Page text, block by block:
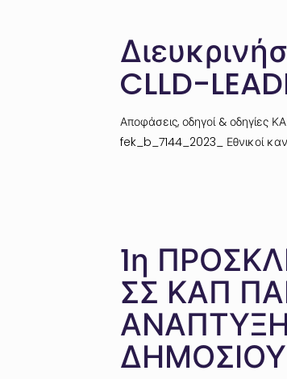
CLLD-
Αποφάσεις, οδηγοί &
fek_b_7144_2023_ Εθνικοί
1η
ΣΣ ΚΑΠ
ΑΝΑΠΤΥΞΗ